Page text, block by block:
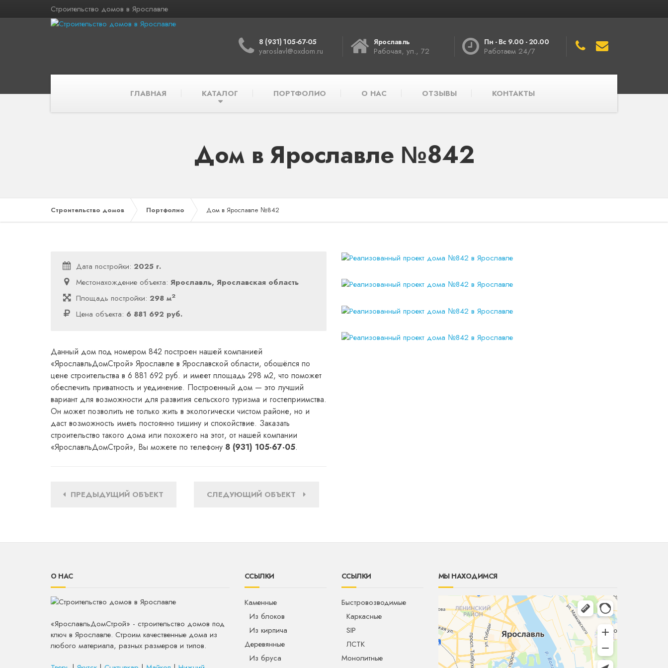
Строительство домов в Ярославле
8 (931) 105-67-05
yaroslavl@oxdom.ru
Ярославль
Рабочая, ул., 72
Пн - Вс 9.00 - 20.00
Работаем 24/7
ГЛАВНАЯ КАТАЛОГ ПОРТФОЛИО О НАС ОТЗЫВЫ КОНТАКТЫ
Дом в Ярославле №842
Строительство домов Портфолио Дом в Ярославле №842
Дата постройки: 2025 г.
Местонахождение объекта: Ярославль, Ярославская область
Площадь постройки: 298 м2
Цена объекта: 6 881 692 руб.
Данный дом под номером 842 построен нашей компанией
«ЯрославльДомСтрой» Ярославле в Ярославской области, обошёлся по
цене строительства в 6 881 692 руб. и имеет площадь 298 м2, что поможет
обеспечить приватность и уединение. Построенный дом — это лучший
вариант для возможности для развития сельского туризма и гостеприимства.
Он может позволить не только жить в экологически чистом районе, но и
даст возможность иметь постоянно тишину и спокойствие. Заказать
строительство такого дома или похожего на этот, от нашей компании
«ЯрославльДомСтрой», Вы можете по телефону 8 (931) 105-67-05.
ПРЕДЫДУЩИЙ ОБЪЕКТ СЛЕДУЮЩИЙ ОБЪЕКТ
О НАС
«ЯрославльДомСтрой» - строительство домов под
ключ в Ярославле. Строим качественные дома из
любого материала, разных размеров и типов.
ССЫЛКИ
Каменные
Из блоков
Из кирпича
Деревянные
Из бруса
ССЫЛКИ
Быстровозводимые
Каркасные
SIP
ЛСТК
Монолитные
МЫ НАХОДИМСЯ